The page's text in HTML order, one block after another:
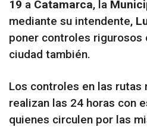
19 a Catamarca, la
mediante su intendente,
poner controles rigurosos
ciudad también.
Los controles en las rutas
realizan las 24 horas con
quienes circulen por las